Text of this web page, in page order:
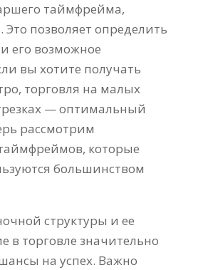
таймфрейма,
позволяет определить
его возможное
вы хотите получать
торговля на малых
— оптимальный
рассмотрим
которые
большинством
структуры и ее
в торговле значительно
на успех. Важно